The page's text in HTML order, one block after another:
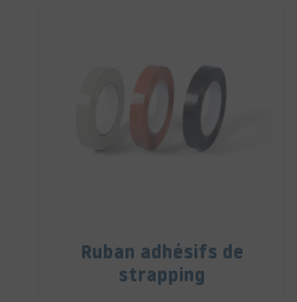
Ruban adhésifs de
strapping